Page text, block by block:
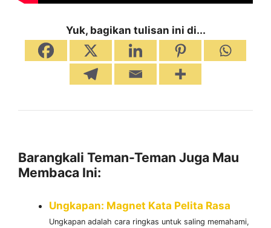
Yuk, bagikan tulisan ini di...
Barangkali Teman-Teman Juga Mau
Membaca Ini:
Ungkapan: Magnet Kata Pelita Rasa
Ungkapan adalah cara ringkas untuk saling memahami,